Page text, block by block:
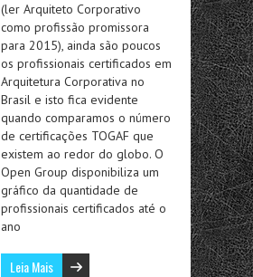
(ler Arquiteto Corporativo
como profissão promissora
para 2015), ainda são poucos
os profissionais certificados em
Arquitetura Corporativa no
Brasil e isto fica evidente
quando comparamos o número
de certificações TOGAF que
existem ao redor do globo. O
Open Group disponibiliza um
gráfico da quantidade de
profissionais certificados até o
ano
Leia Mais